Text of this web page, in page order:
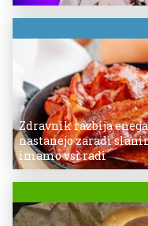
Zdravnik razbija
nastanejo zaradi
imamo vsi radi